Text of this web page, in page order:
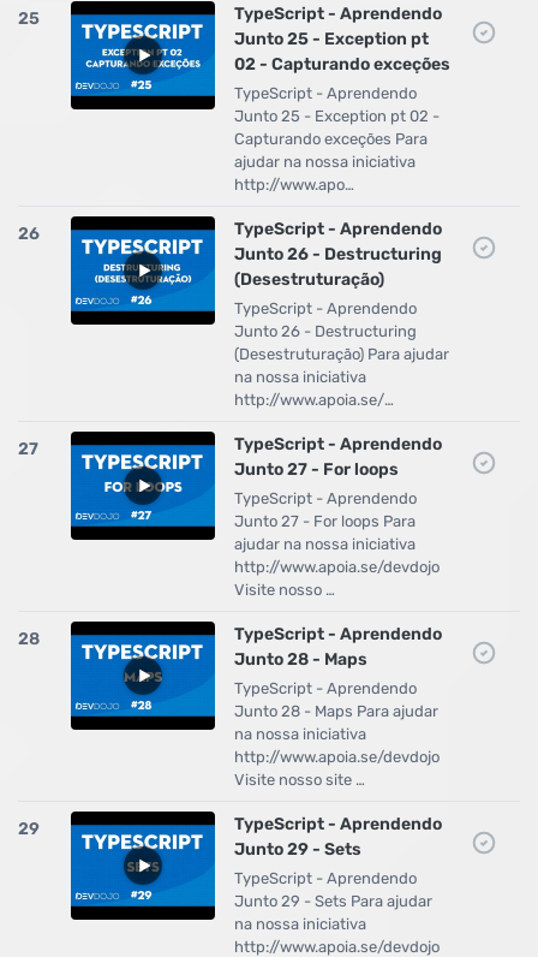
25
TypeScript - Aprendendo
Junto 25 - Exception pt
02 - Capturando exceções
TypeScript - Aprendendo
Junto 25 - Exception pt 02 -
Capturando exceções Para
ajudar na nossa iniciativa
http://www.apo…
26
TypeScript - Aprendendo
Junto 26 - Destructuring
(Desestruturação)
TypeScript - Aprendendo
Junto 26 - Destructuring
(Desestruturação) Para ajudar
na nossa iniciativa
http://www.apoia.se/…
27
TypeScript - Aprendendo
Junto 27 - For loops
TypeScript - Aprendendo
Junto 27 - For loops Para
ajudar na nossa iniciativa
http://www.apoia.se/devdojo
Visite nosso …
28
TypeScript - Aprendendo
Junto 28 - Maps
TypeScript - Aprendendo
Junto 28 - Maps Para ajudar
na nossa iniciativa
http://www.apoia.se/devdojo
Visite nosso site …
29
TypeScript - Aprendendo
Junto 29 - Sets
TypeScript - Aprendendo
Junto 29 - Sets Para ajudar
na nossa iniciativa
http://www.apoia.se/devdojo